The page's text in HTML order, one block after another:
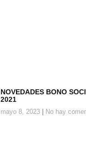
NOVEDADES BONO
2021
mayo 8, 2023 No hay